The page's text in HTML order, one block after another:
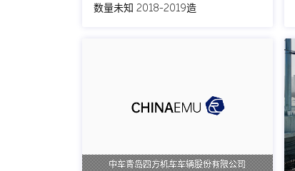
数量未知 2018-2019造
中车青岛四方机车车辆股份有限公司